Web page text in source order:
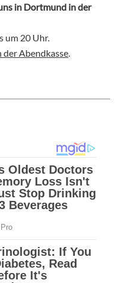
in Dortmund in der
um 20 Uhr.
der Abendkasse.